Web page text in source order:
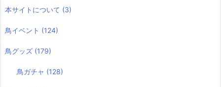
本サイトについて (3)
鳥イベント (124)
鳥グッズ (179)
鳥ガチャ (128)